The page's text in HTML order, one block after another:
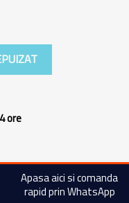
ore
Apasa aici si comanda
rapid prin WhatsApp